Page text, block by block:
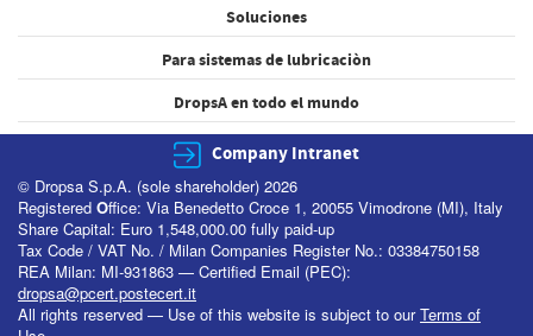
Soluciones
Para sistemas de lubricaciòn
DropsA en todo el mundo
Company Intranet
© Dropsa S.p.A. (sole shareholder) 2026
Registered Office: Via Benedetto Croce 1, 20055 Vimodrone (MI), Italy
Share Capital: Euro 1,548,000.00 fully paid-up
Tax Code / VAT No. / Milan Companies Register No.: 03384750158
REA Milan: MI-931863 — Certified Email (PEC):
dropsa@pcert.postecert.it
All rights reserved — Use of this website is subject to ourTerms of